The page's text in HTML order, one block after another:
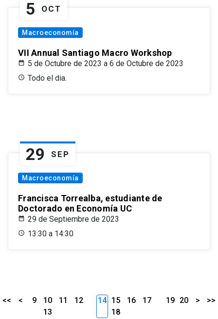
5 OCT
Macroeconomía
VII Annual Santiago Macro Workshop
5 de Octubre de 2023 a 6 de Octubre de 2023
Todo el dia.
29 SEP
Macroeconomía
Francisca Torrealba, estudiante de
Doctorado en Economía UC
29 de Septiembre de 2023
13:30 a 14:30
<< < 9 10 11
12
13
14 15 16
17
18
19 20 > >>